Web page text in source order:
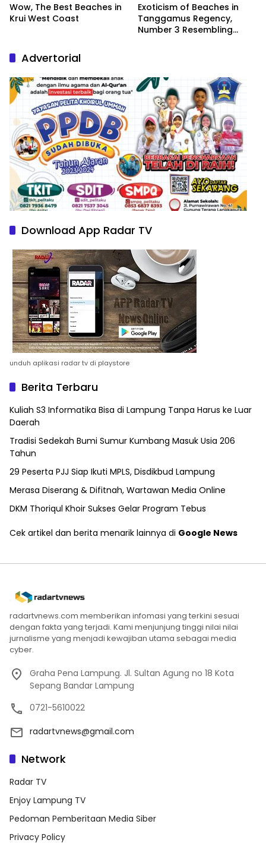
Wow, The Best Beaches in
Krui West Coast
Exoticism of Beaches in
Tanggamus Regency,
Number 3 Resembling
Advertorial
Download App Radar TV
unduh aplikasi radar tv di playstore
Berita Terbaru
Kuliah S3 Informatika Bisa di Lampung Tanpa Harus ke Luar
Daerah
Tradisi Sedekah Bumi Sumur Kumbang Masuk Usia 206
Tahun
29 Peserta PJJ Siap Ikuti MPLS, Disdikbud Lampung
Merasa Diserang & Difitnah, Wartawan Media Online
DKM Thoriqul Khoir Sukses Gelar Program Tebus
Cek artikel dan berita menarik lainnya di Google News
radartvnews.com memberikan infomasi yang terkini sesuai
dengan fakta yang terjadi. Kami menjunjung tinggi nilai nilai
jurnalisme yang menjadi kewajiban utama sebagai media
cyber.
Graha Pena Lampung. Jl. Sultan Agung no 18 Kota
Sepang Bandar Lampung
0721-5610022
radartvnews@gmail.com
Network
Radar TV
Enjoy Lampung TV
Pedoman Pemberitaan Media Siber
Privacy Policy